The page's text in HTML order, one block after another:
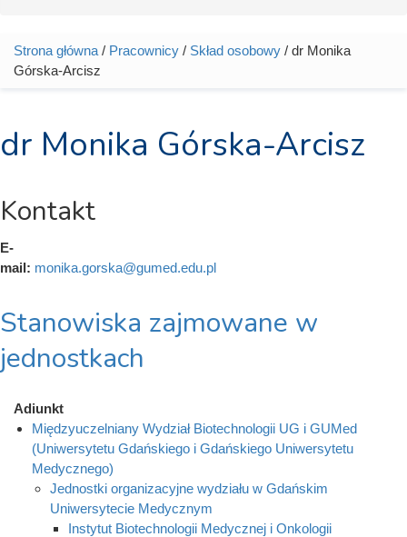
Jesteś tutaj
Strona główna / Pracownicy / Skład osobowy / dr Monika
Górska-Arcisz
dr Monika Górska-Arcisz
Kontakt
E-
mail: monika.gorska@gumed.edu.pl
Stanowiska zajmowane w
jednostkach
Adiunkt
Międzyuczelniany Wydział Biotechnologii UG i GUMed
(Uniwersytetu Gdańskiego i Gdańskiego Uniwersytetu
Medycznego)
Jednostki organizacyjne wydziału w Gdańskim
Uniwersytecie Medycznym
Instytut Biotechnologii Medycznej i Onkologii